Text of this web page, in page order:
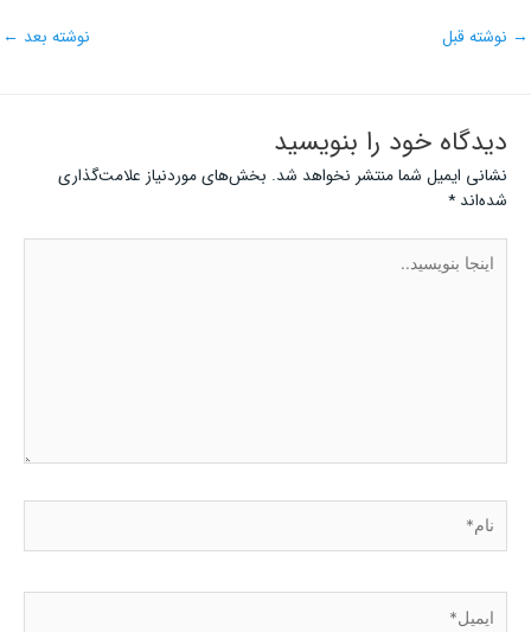
→ نوشته قبل نوشته بعد ←
دیدگاه‌ خود را بنویسید
نشانی ایمیل شما منتشر نخواهد شد. بخش‌های موردنیاز علامت‌گذاری
شده‌اند*
بنویسید..